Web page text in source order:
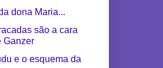
dona Maria...
são a cara
Ganzer
e o esquema da